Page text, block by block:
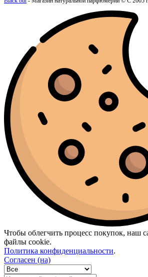
Чтобы облегчить процесс покупок, наш
файлы cookie.
Политика конфиденциальности.
Согласен (на)